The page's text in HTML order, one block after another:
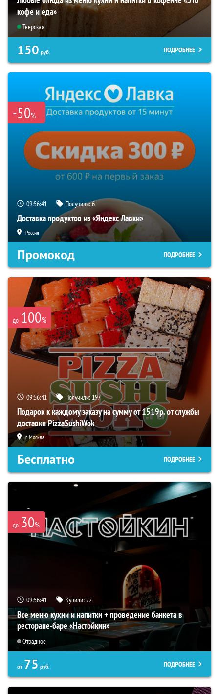
кофе и еда»
Тверская
150 руб. ПОДРОБНЕЕ
-50%
09:56:40 Получили:6
Доставка продуктов из «Яндекс Лавки»
Россия
Промокод ПОДРОБНЕЕ
до 100%
09:56:40 Получили:197
Подарок к каждому заказу на сумму от 1519р. от службы
доставки PizzaSushiWok
г. Москва
Бесплатно ПОДРОБНЕЕ
до 30%
09:56:40 Купили:22
Все меню кухни и напитки + проведение банкета в
ресторане-баре «Настойкин»
Отрадное
от 75 руб. ПОДРОБНЕЕ